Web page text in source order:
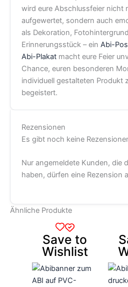
wird eure Abschlussfeier nicht
aufgewertet, sondern auch
als Dekoration,
Erinnerungsstück – ein Abi-
Abi-Plakat macht eure Feier
Chance, euren besonderen
individuell gestalteten Produkt
begeistert.
Rezensionen
Es gibt noch keine
Nur angemeldete Kunden, die
haben, dürfen eine Rezension
Ähnliche Produkte
Save to
Wishlist
Produkt
weist
mehrere
Varianten
auf.
weist
auf.